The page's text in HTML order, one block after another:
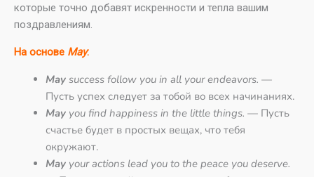
которые точно добавят искренности и тепла вашим
поздравлениям.
На основе May:
May success follow you in all your endeavors. —
Пусть успех следует за тобой во всех начинаниях.
May you find happiness in the little things. — Пусть
счастье будет в простых вещах, что тебя
окружают.
May your actions lead you to the peace you deserve.